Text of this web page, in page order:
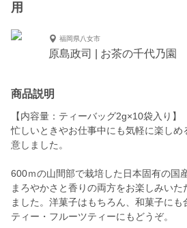
用
福岡県八女市
原島政司 | お茶の千代乃園
商品説明
【内容量：ティーバッグ2g×10袋入り】
忙しいときやお仕事中にも気軽に楽しめ
意しました。
600ｍの山間部で栽培した日本固有の国
まろやかさと香りの両方をお楽しみいた
ました。洋菓子はもちろん、和菓子にも
ティー・フルーツティーにもどうぞ。